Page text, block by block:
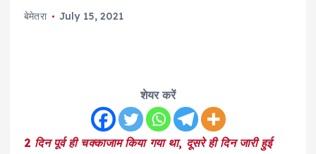
बेमेतरा July 15, 2021
शेयर करें
2 दिन पूर्व ही चक्काजाम किया गया था, दूसरे ही दिन जारी हुई